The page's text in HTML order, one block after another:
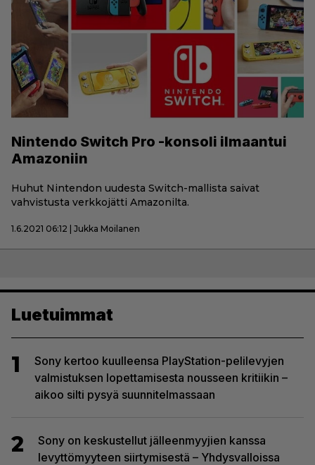
Nintendo Switch Pro -konsoli ilmaantui
Amazoniin
Huhut Nintendon uudesta Switch-mallista saivat
vahvistusta verkkojätti Amazonilta.
1.6.2021 06:12 | Jukka Moilanen
Luetuimmat
1
Sony kertoo kuulleensa PlayStation-pelilevyjen
valmistuksen lopettamisesta nousseen kritiikin –
aikoo silti pysyä suunnitelmassaan
2
Sony on keskustellut jälleenmyyjien kanssa
levyttömyyteen siirtymisestä – Yhdysvalloissa